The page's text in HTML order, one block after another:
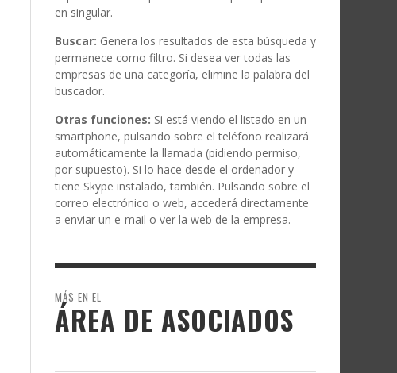
en singular.
Buscar: Genera los resultados de esta búsqueda y
permanece como filtro. Si desea ver todas las
empresas de una categoría, elimine la palabra del
buscador.
Otras funciones: Si está viendo el listado en un
smartphone, pulsando sobre el teléfono realizará
automáticamente la llamada (pidiendo permiso,
por supuesto). Si lo hace desde el ordenador y
tiene Skype instalado, también. Pulsando sobre el
correo electrónico o web, accederá directamente
a enviar un e-mail o ver la web de la empresa.
MÁS EN EL
ÁREA DE ASOCIADOS